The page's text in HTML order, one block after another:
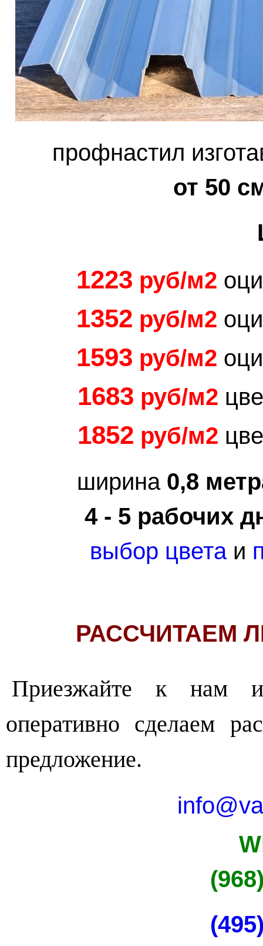
профнастил
от 50
1223 руб/м2
1352 руб/м2
1593 руб/м2
1683 руб/м2
1852 руб/м2
ширина 0,8
4 - 5 рабочих
выбор цветаи
РАССЧИТАЕМ
Приезжайте к нам
оперативно сделаем
предложение.